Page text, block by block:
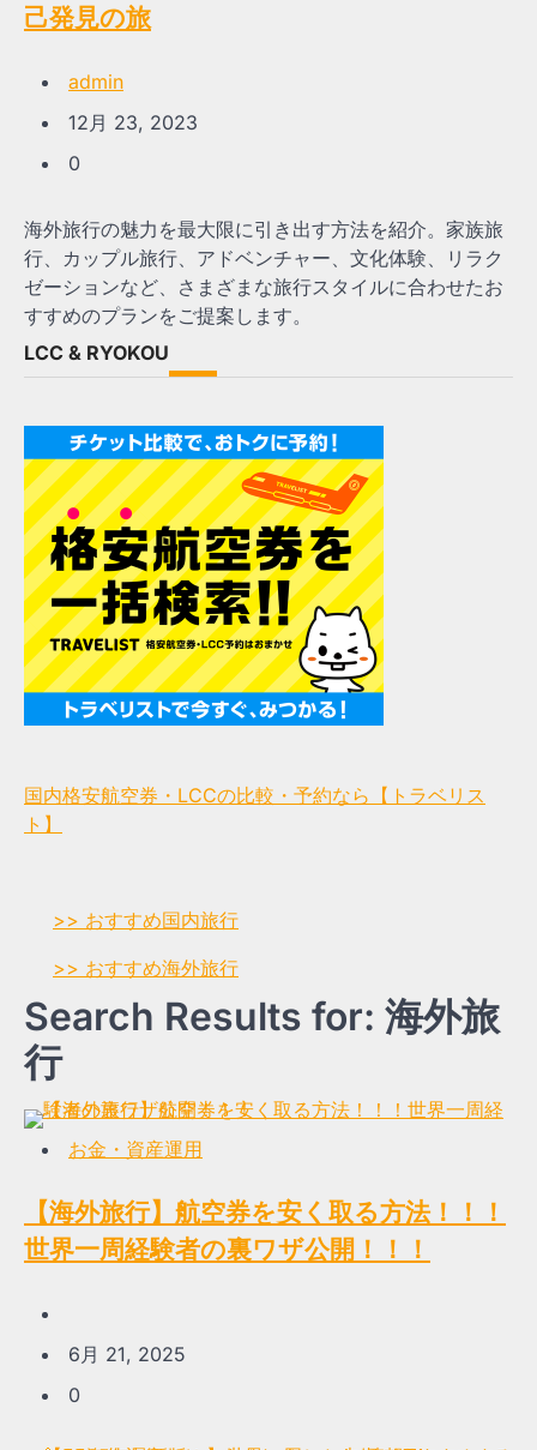
己発見の旅
admin
12月 23, 2023
0
海外旅行の魅力を最大限に引き出す方法を紹介。家族旅
行、カップル旅行、アドベンチャー、文化体験、リラク
ゼーションなど、さまざまな旅行スタイルに合わせたお
すすめのプランをご提案します。
LCC & RYOKOU
国内格安航空券・LCCの比較・予約なら【トラベリス
ト】
>> おすすめ国内旅行
>> おすすめ海外旅行
Search Results for: 海外旅
行
お金・資産運用
【海外旅行】航空券を安く取る方法！！！
世界一周経験者の裏ワザ公開！！！
6月 21, 2025
0